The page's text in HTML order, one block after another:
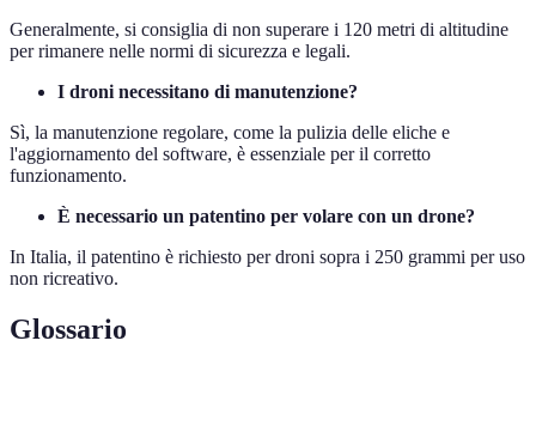
Generalmente, si consiglia di non superare i 120 metri di altitudine
per rimanere nelle normi di sicurezza e legali.
I droni necessitano di manutenzione?
Sì, la manutenzione regolare, come la pulizia delle eliche e
l'aggiornamento del software, è essenziale per il corretto
funzionamento.
È necessario un patentino per volare con un drone?
In Italia, il patentino è richiesto per droni sopra i 250 grammi per uso
non ricreativo.
Glossario